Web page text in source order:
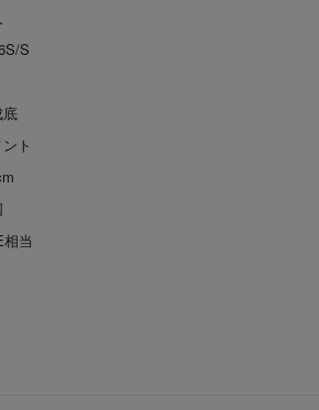
S
ト
当